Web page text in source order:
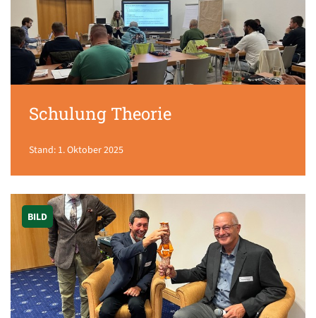
Schulung Theorie
Stand: 1. Oktober 2025
BILD